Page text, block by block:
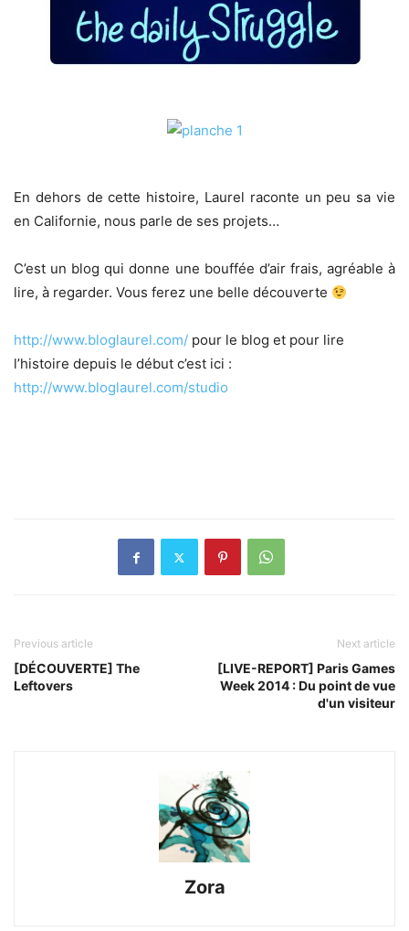
En dehors de cette histoire, Laurel raconte un peu sa vie
en Californie, nous parle de ses projets…
C’est un blog qui donne une bouffée d’air frais, agréable à
lire, à regarder. Vous ferez une belle découverte
http://www.bloglaurel.com/ pour le blog et pour lire
l’histoire depuis le début c’est ici :
http://www.bloglaurel.com/studio
Previous article
[DÉCOUVERTE] The
Leftovers
Next article
[LIVE-REPORT] Paris Games
Week 2014 : Du point de vue
d'un visiteur
Zora